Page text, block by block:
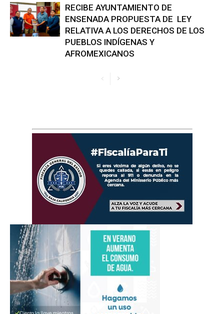
RECIBE AYUNTAMIENTO DE
ENSENADA PROPUESTA DE LEY
RELATIVA A LOS DERECHOS DE LOS
PUEBLOS INDÍGENAS Y
AFROMEXICANOS